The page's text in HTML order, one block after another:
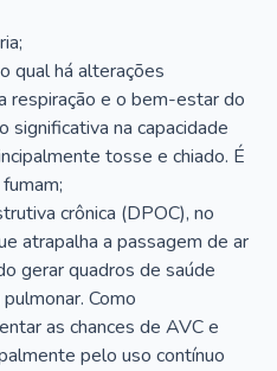
qual há alterações
respiração e o bem-estar do
significativa na capacidade
tosse e chiado. É
crônica (DPOC), no
atrapalha a passagem de ar
gerar quadros de saúde
Como
as chances de AVC e
pelo uso contínuo